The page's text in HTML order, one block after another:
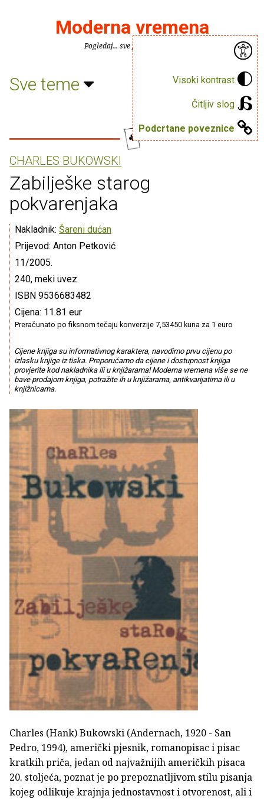
Visoki kontrast
Čitljiv slog
Podcrtane poveznice
Moderna vremena
Pogledaj... sve je puno knjiga.
Sve teme
CHARLES BUKOWSKI
Zabilješke starog
pokvarenjaka
Nakladnik: Šareni dućan
Prijevod: Anton Petković
11/2005.
240, meki uvez
ISBN 9536683482
Cijena: 11.81 eur
Preračunato po fiksnom tečaju konverzije 7,53450 kuna za 1 euro
Cijene knjiga su informativnog karaktera, navodimo prvu cijenu po
izlasku knjige iz tiska. Preporučamo da cijene i dostupnost knjiga
provjerite kod nakladnika ili u knjižarama! Moderna vremena više se ne
bave prodajom knjiga, potražite ih u knjižarama, antikvarijatima ili u
knjižnicama.
Charles (Hank) Bukowski (Andernach, 1920 - San
Pedro, 1994), američki pjesnik, romanopisac i pisac
kratkih priča, jedan od najvažnijih američkih pisaca
20. stoljeća, poznat je po prepoznatljivom stilu pisanja
kojeg odlikuje krajnja jednostavnost i otvorenost, ali i